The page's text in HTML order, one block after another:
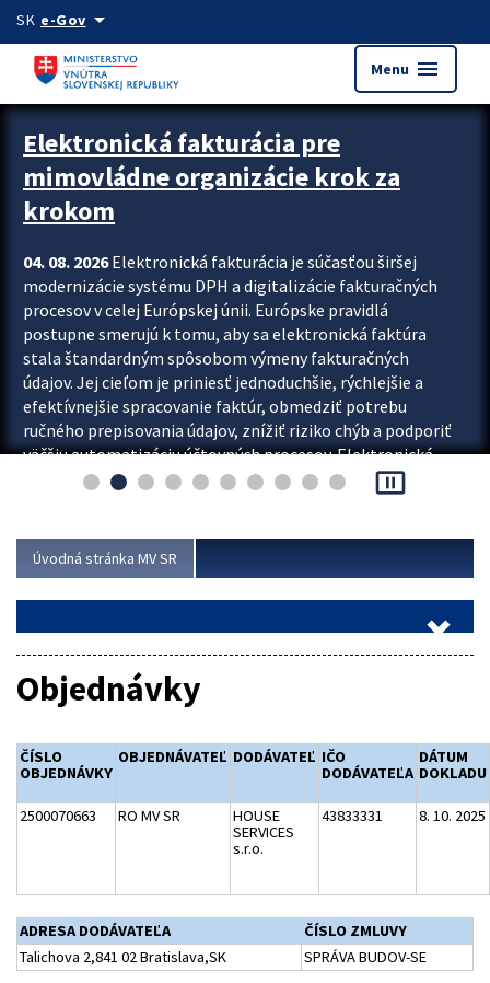
Preskocit na hlavný obsah
SK e-Govarrow_drop_down
Menu menu
Zastavit automatický posun upútavok
Elektronická fakturácia pre
mimovládne organizácie krok za
krokom
04. 08. 2026Elektronická fakturácia je súčasťou širšej
modernizácie systému DPH a digitalizácie fakturačných
procesov v celej Európskej únii. Európske pravidlá
postupne smerujú k tomu, aby sa elektronická faktúra
stala štandardným spôsobom výmeny fakturačných
údajov. Jej cieľom je priniesť jednoduchšie, rýchlejšie a
efektívnejšie spracovanie faktúr, obmedziť potrebu
ručného prepisovania údajov, znížiť riziko chýb a podporiť
väčšiu automatizáciu účtovných procesov. Elektronická
fakturácia preto nepredstavuje...
pause_presentation
Úvodná stránka MV SR
Objednávky
ČÍSLO
OBJEDNÁVKY
OBJEDNÁVATEĽ DODÁVATEĽ IČO
DODÁVATEĽA
DÁTUM
DOKLADU
2500070663 RO MV SR
HOUSE
SERVICES
s.r.o.
43833331 8. 10. 2025
ADRESA DODÁVATEĽA
ČÍSLO ZMLUVY
Talichova 2,841 02 Bratislava,SK
SPRÁVA BUDOV-SE